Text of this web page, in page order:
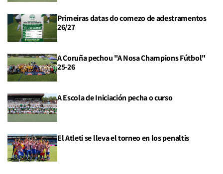
Primeiras datas do comezo de adestramentos
26/27
A Coruña pechou "A Nosa Champions Fútbol"
25-26
A Escola de Iniciación pecha o curso
El Atleti se lleva el torneo en los penaltis